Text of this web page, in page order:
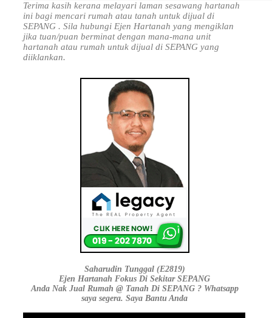
Terima kasih kerana melayari laman sesawang hartanah
ini bagi mencari rumah atau tanah untuk dijual di
SEPANG . Sila hubungi Ejen Hartanah yang mengiklan
jika tuan/puan berminat dengan mana-mana unit
hartanah atau rumah untuk dijual di SEPANG yang
diiklankan.
Saharudin Tunggal (E2819)
Ejen Hartanah Fokus Di Sekitar SEPANG
Anda Nak Jual Rumah @ Tanah Di SEPANG ? Whatsapp
saya segera. Saya Bantu Anda